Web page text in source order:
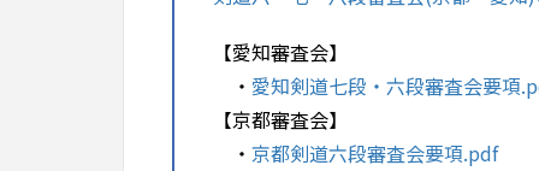
【愛知審査会】
・ 愛知剣道七段・六段審査会要項
【京都審査会】
・ 京都剣道六段審査会要項.pdf